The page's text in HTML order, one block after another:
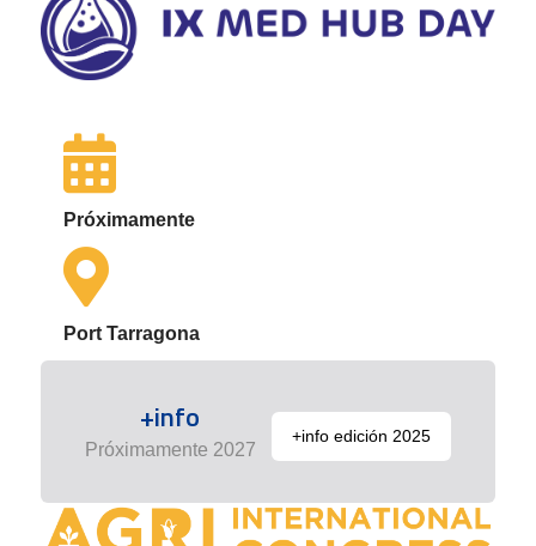
Próximamente
Port Tarragona
+info
Próximamente 2027
+info edición 2025